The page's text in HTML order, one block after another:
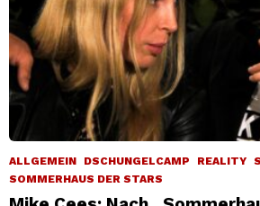
ALLGEMEIN DSCHUNGELCAMP REALITY
SOMMERHAUS DER STARS